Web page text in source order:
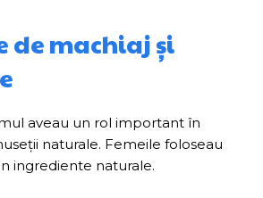
de machiaj și
aveau un rol important în
naturale. Femeile foloseau
ingrediente naturale.